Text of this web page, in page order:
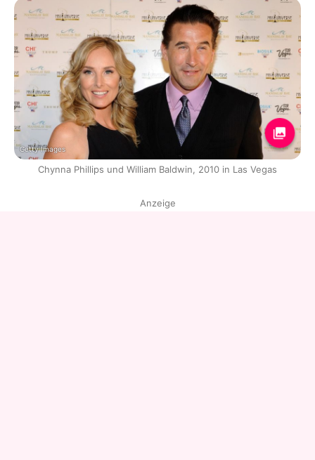
Getty Images
Chynna Phillips und William Baldwin, 2010 in Las Vegas
Anzeige